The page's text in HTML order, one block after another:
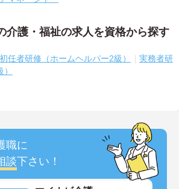
介護・福祉の求人を資格から探す
任者研修（ホームヘルパー2級）
実務者研
職に
談下さい！